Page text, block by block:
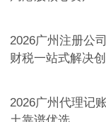
2026广州注册公
财税一站式解决
2026广州代理记